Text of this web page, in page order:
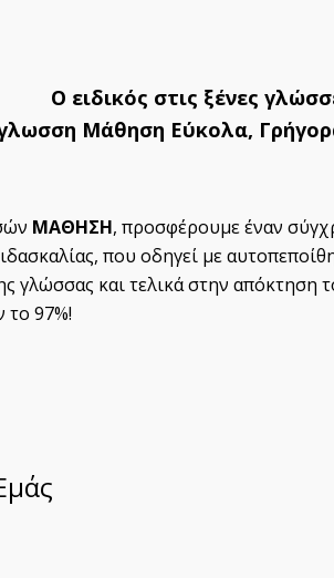
Ο ειδικός στις ξένες
Μάθηση Εύκολα,
ΜΑΘΗΣΗ, προσφέρουμε έναν
που οδηγεί με
γλώσσας και τελικά στην
το 97%!